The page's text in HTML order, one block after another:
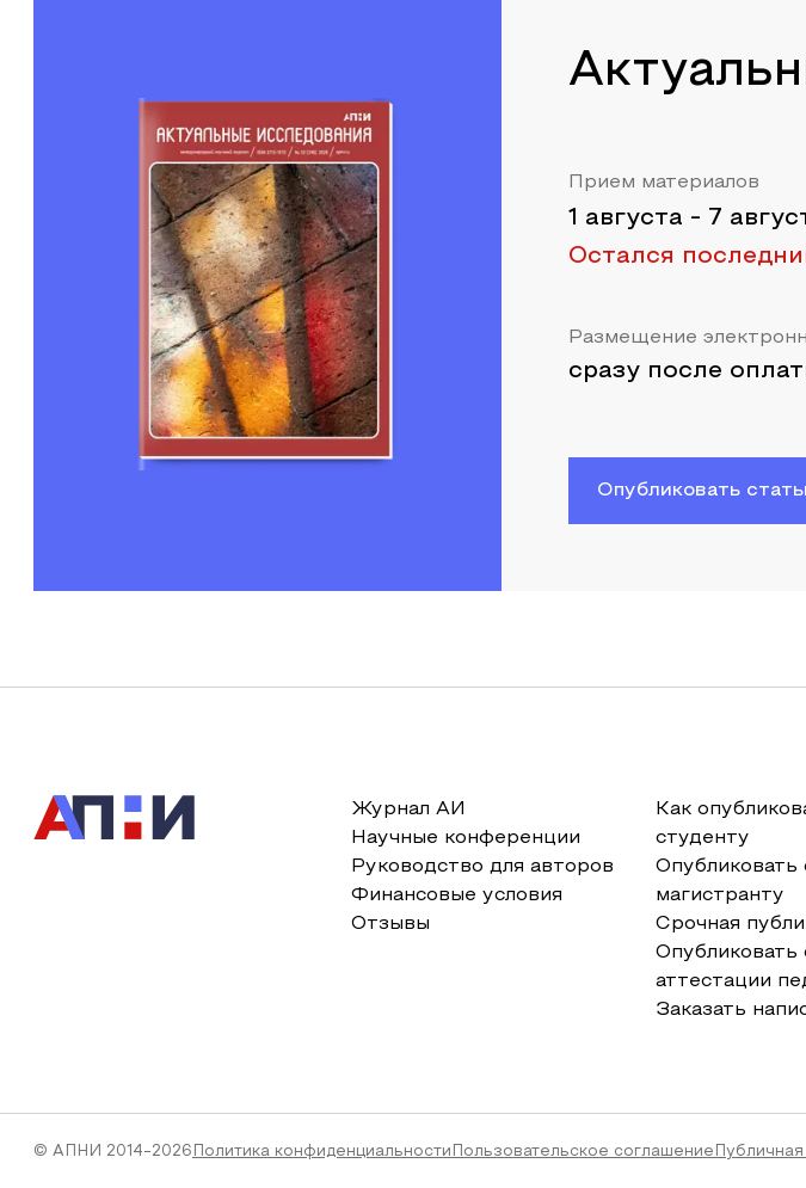
Прием материалов
1 августа - 7
Остался
Размещение
сразу после
Опубликовать
Журнал АИ
Научные конференции
Руководство для авторов
Финансовые условия
Отзывы
Как
студенту
Опубликовать
магистранту
Срочная
Опубликовать
аттестации
Заказать
© АПНИ 2014-2026 Политика конфиденциальности Пользовательское соглашение